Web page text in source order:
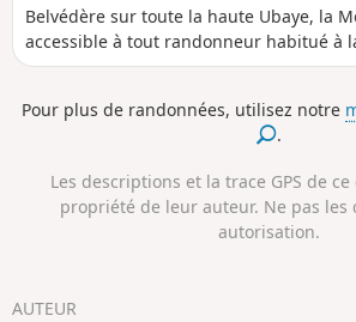
Belvédère sur toute la haute Ubaye, la
accessible à tout randonneur habitué à
Pour plus de randonnées, utilisez notre
.
Les descriptions et la trace GPS de
propriété de leur auteur. Ne pas les
autorisation.
AUTEUR